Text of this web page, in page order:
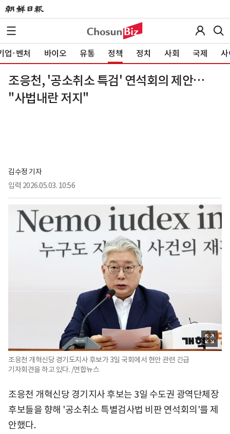
업·벤처 바이오 유통 정책 정치 사회 국제 사
조응천, '공소취소 특검' 연석회의 제안…
"사법내란 저지"
김수정 기자
입력 2026.05.03. 10:56
조응천 개혁신당 경기도지사 후보가 3일 국회에서 현안 관련 긴급
기자회견을 하고 있다. /연합뉴스
조응천 개혁신당 경기지사 후보는 3일 수도권 광역단체장
후보들을 향해 '공소취소 특별검사법 비판 연석회의'를 제
안했다.